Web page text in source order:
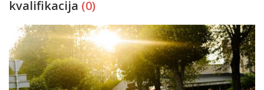
kvalifikacija (0)